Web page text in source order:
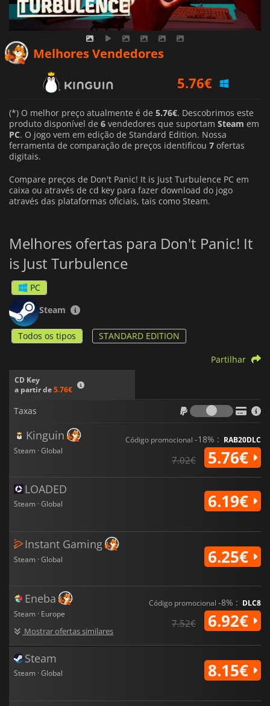
Melhores Vendedores
6.25€
6.92€
(*) O melhor preço atualmente é de 5.76€. Descobrimos este
produto disponível de 6 vendedores que suportam Steam em
PC. O jogo vem em edição de Standard Edition. Nossa
ferramenta de comparação de preços identificou 7 ofertas
digitais.
Compare preços de Don't Panic! It is Just Turbulence PC em
caixa ou através de cd key para fazer download do jogo
através das plataformas oficiais, tais como Steam.
Melhores ofertas para Don't Panic! It
is Just Turbulence
PC
Steam
Todos os tipos STANDARD EDITION
CD Key
a partir de5.76€
Partilhar
Taxas
Taxas
Kinguin
Steam · Global
Código promocional -18% : RAB20DLC
7.02€ 5.76€
LOADED
Steam · Global 6.19€
Instant Gaming
Steam · Global 6.25€
Eneba
Steam · Europe
Mostrar ofertas similares
Código promocional -8% : DLC8
7.52€ 6.92€
Steam
Steam · Global 8.15€